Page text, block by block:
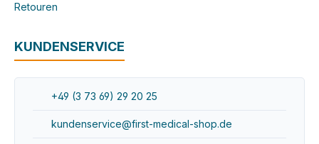
Retouren
KUNDENSERVICE
+49 (3 73 69) 29 20 25
kundenservice@first-medical-shop.de